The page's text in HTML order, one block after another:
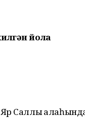
йола
Саллы